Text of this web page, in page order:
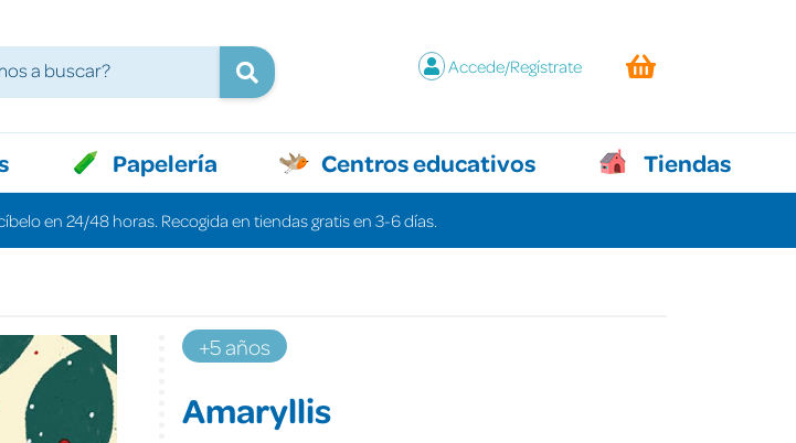
Accede/Regístrate
Papelería Centros educativos Tiendas
en 24/48 horas. Recogida en tiendas gratis en 3-6 días.
+5 años
Amaryllis